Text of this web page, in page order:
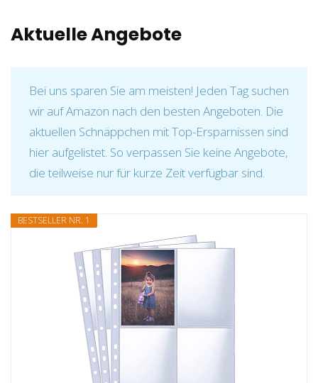
Aktuelle Angebote
Bei uns sparen Sie am meisten! Jeden Tag suchen
wir auf Amazon nach den besten Angeboten. Die
aktuellen Schnäppchen mit Top-Ersparnissen sind
hier aufgelistet. So verpassen Sie keine Angebote,
die teilweise nur für kurze Zeit verfügbar sind.
BESTSELLER NR. 1